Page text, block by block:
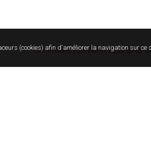
Ces articles pourraient également
(cookies) afin d'améliorer la navigation sur ce